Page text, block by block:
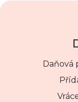
Daňová